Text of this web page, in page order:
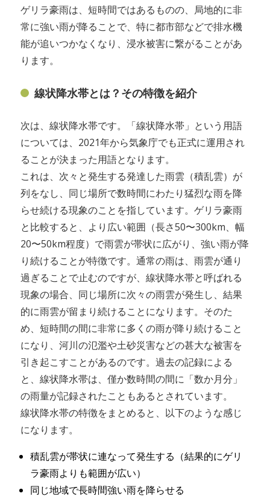
ゲリラ豪雨は、短時間ではあるものの、局地的に非
常に強い雨が降ることで、特に都市部などで排水機
能が追いつかなくなり、浸水被害に繋がることがあ
ります。
線状降水帯とは？その特徴を紹介
次は、線状降水帯です。「線状降水帯」という用語
については、2021年から気象庁でも正式に運用され
ることが決まった用語となります。
これは、次々と発生する発達した雨雲（積乱雲）が
列をなし、同じ場所で数時間にわたり猛烈な雨を降
らせ続ける現象のことを指しています。ゲリラ豪雨
と比較すると、より広い範囲（長さ50〜300km、幅
20〜50km程度）で雨雲が帯状に広がり、強い雨が降
り続けることが特徴です。通常の雨は、雨雲が通り
過ぎることで止むのですが、線状降水帯と呼ばれる
現象の場合、同じ場所に次々の雨雲が発生し、結果
的に雨雲が留まり続けることになります。そのた
め、短時間の間に非常に多くの雨が降り続けること
になり、河川の氾濫や土砂災害などの甚大な被害を
引き起こすことがあるのです。過去の記録による
と、線状降水帯は、僅か数時間の間に「数か月分」
の雨量が記録されたこともあるとされています。
線状降水帯の特徴をまとめると、以下のような感じ
になります。
積乱雲が帯状に連なって発生する（結果的にゲリ
ラ豪雨よりも範囲が広い）
同じ地域で長時間強い雨を降らせる